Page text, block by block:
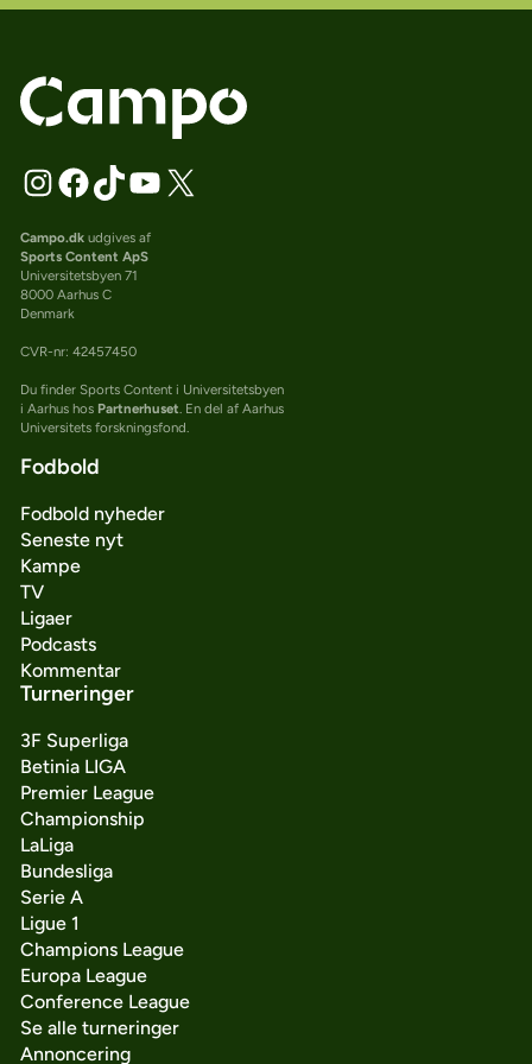
Campo.dkudgives af
Sports Content ApS
Universitetsbyen 71
8000 Aarhus C
Denmark
CVR-nr: 42457450
Du finder Sports Content i Universitetsbyen
i Aarhus hos Partnerhuset . En del af Aarhus
Universitets forskningsfond.
Fodbold
Fodbold nyheder
Seneste nyt
Kampe
TV
Ligaer
Podcasts
Kommentar
Turneringer
3F Superliga
Betinia LIGA
Premier League
Championship
LaLiga
Bundesliga
Serie A
Ligue 1
Champions League
Europa League
Conference League
Se alle turneringer
Annoncering